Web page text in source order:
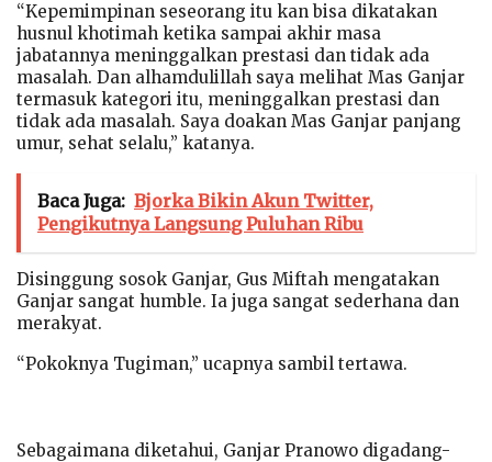
“Kepemimpinan seseorang itu kan bisa dikatakan
husnul khotimah ketika sampai akhir masa
jabatannya meninggalkan prestasi dan tidak ada
masalah. Dan alhamdulillah saya melihat Mas Ganjar
termasuk kategori itu, meninggalkan prestasi dan
tidak ada masalah. Saya doakan Mas Ganjar panjang
umur, sehat selalu,” katanya.
Baca Juga: Bjorka Bikin Akun Twitter,
Pengikutnya Langsung Puluhan Ribu
Disinggung sosok Ganjar, Gus Miftah mengatakan
Ganjar sangat humble. Ia juga sangat sederhana dan
merakyat.
“Pokoknya Tugiman,” ucapnya sambil tertawa.
Sebagaimana diketahui, Ganjar Pranowo digadang-